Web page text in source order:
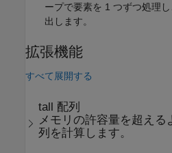
ープで要素を 1 つずつ処理し
出します。
拡張機能
すべて展開する
tall 配列
メモリの許容量を超え
列を計算します。